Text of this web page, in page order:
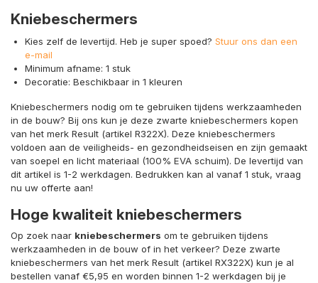
Kniebeschermers
Kies zelf de levertijd. Heb je super spoed? Stuur ons dan een
e-mail
Minimum afname: 1 stuk
Decoratie: Beschikbaar in 1 kleuren
Kniebeschermers nodig om te gebruiken tijdens werkzaamheden
in de bouw? Bij ons kun je deze zwarte kniebeschermers kopen
van het merk Result (artikel R322X). Deze kniebeschermers
voldoen aan de veiligheids- en gezondheidseisen en zijn gemaakt
van soepel en licht materiaal (100% EVA schuim). De levertijd van
dit artikel is 1-2 werkdagen. Bedrukken kan al vanaf 1 stuk, vraag
nu uw offerte aan!
Hoge kwaliteit kniebeschermers
Op zoek naar kniebeschermers om te gebruiken tijdens
werkzaamheden in de bouw of in het verkeer? Deze zwarte
kniebeschermers van het merk Result (artikel RX322X) kun je al
bestellen vanaf €5,95 en worden binnen 1-2 werkdagen bij je